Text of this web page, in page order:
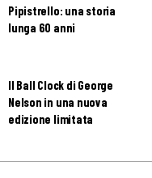
Pipistrello: una storia
lunga 60 anni
Il Ball Clock di George
Nelson in una nuova
edizione limitata